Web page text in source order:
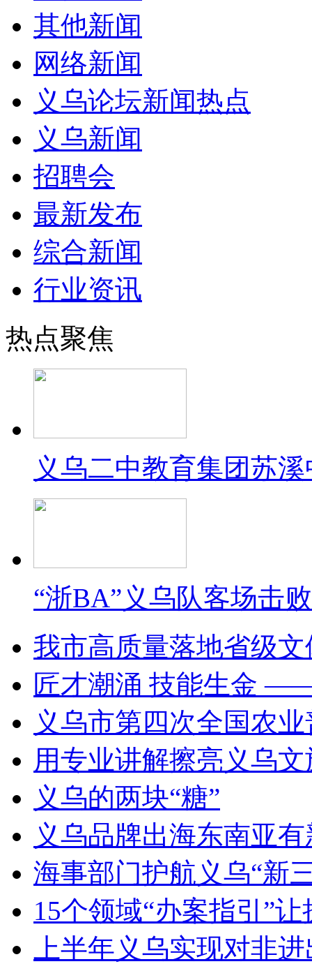
其他新闻
网络新闻
义乌论坛新闻热点
义乌新闻
招聘会
最新发布
综合新闻
行业资讯
热点聚焦
义乌二中教育集团苏
“浙BA”义乌队客场击
我市高质量落地省级
匠才潮涌 技能生金
义乌市第四次全国农
用专业讲解擦亮义乌
义乌的两块“糖”
义乌品牌出海东南亚
海事部门护航义乌“新
15个领域“办案指引”
上半年义乌实现对非